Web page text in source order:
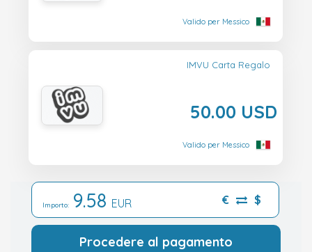
Valido per Messico
IMVU Carta Regalo
50.00 USD
Valido per Messico
Importo: 9.58 EUR € $
Procedere al pagamento